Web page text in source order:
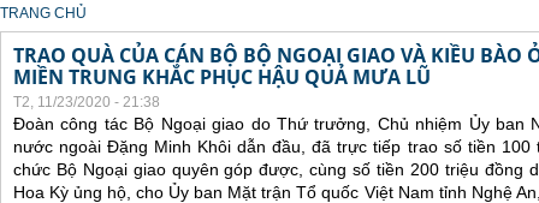
YOU ARE HERE
TRANG CHỦ
TRAO QUÀ CỦA CÁN BỘ BỘ NGOẠI GIAO VÀ KIỀU BÀO
MIỀN TRUNG KHẮC PHỤC HẬU QUẢ MƯA LŨ
T2, 11/23/2020 - 21:38
Đoàn công tác Bộ Ngoại giao do Thứ trưởng, Chủ nhiệm Ủy ban
nước ngoài Đặng Minh Khôi dẫn đầu, đã trực tiếp trao số tiền 100
chức Bộ Ngoại giao quyên góp được, cùng số tiền 200 triệu đồng
Hoa Kỳ ủng hộ, cho Ủy ban Mặt trận Tổ quốc Việt Nam tỉnh Nghệ